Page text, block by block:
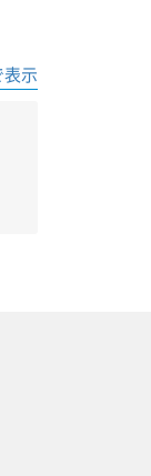
表示